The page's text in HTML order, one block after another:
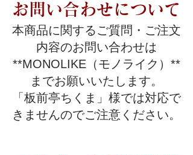
お問い合わせについて
本商品に関するご質問・ご注文
内容のお問い合わせは
**MONOLIKE（モノライク）**
までお願いいたします。
「板前亭ちくま」様では対応で
きませんのでご注意ください。